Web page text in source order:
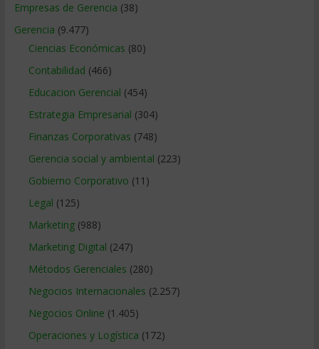
Empresas de Gerencia (38)
Gerencia (9.477)
Ciencias Económicas (80)
Contabilidad (466)
Educacion Gerencial (454)
Estrategia Empresarial (304)
Finanzas Corporativas (748)
Gerencia social y ambiental (223)
Gobierno Corporativo (11)
Legal (125)
Marketing(988)
Marketing Digital (247)
Métodos Gerenciales (280)
Negocios Internacionales (2.257)
Negocios Online (1.405)
Operaciones y Logística (172)